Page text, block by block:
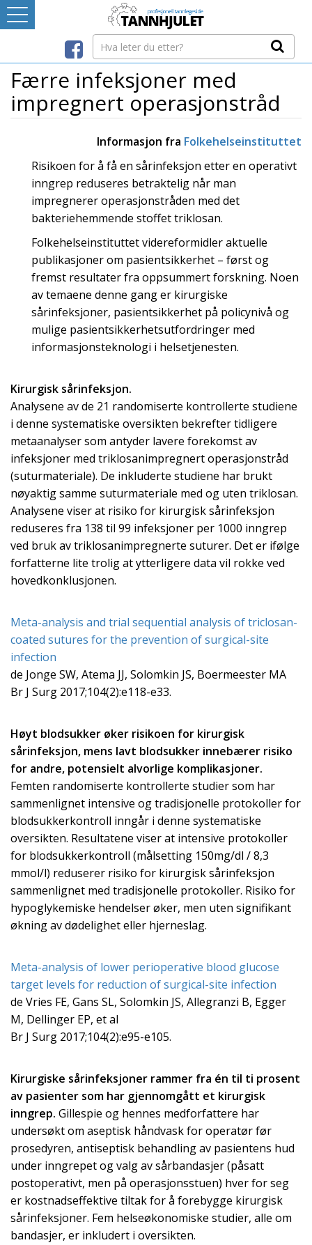
LEVERANDØRREGISTER
TANNBLOGGEN
INTERNETT-RESSURSER
Ditt Tannhjul
Færre infeksjoner med
impregnert operasjonstråd
Informasjon fra Folkehelseinstituttet
Risikoen for å få en sårinfeksjon etter en operativt
inngrep reduseres betraktelig når man
impregnerer operasjonstråden med det
bakteriehemmende stoffet triklosan.
Folkehelseinstituttet videreformidler aktuelle
publikasjoner om pasientsikkerhet – først og
fremst resultater fra oppsummert forskning. Noen
av temaene denne gang er kirurgiske
sårinfeksjoner, pasientsikkerhet på policynivå og
mulige pasientsikkerhetsutfordringer med
informasjonsteknologi i helsetjenesten.
Kirurgisk sårinfeksjon.
Analysene av de 21 randomiserte kontrollerte studiene
i denne systematiske oversikten bekrefter tidligere
metaanalyser som antyder lavere forekomst av
infeksjoner med triklosanimpregnert operasjonstråd
(suturmateriale). De inkluderte studiene har brukt
nøyaktig samme suturmateriale med og uten triklosan.
Analysene viser at risiko for kirurgisk sårinfeksjon
reduseres fra 138 til 99 infeksjoner per 1000 inngrep
ved bruk av triklosanimpregnerte suturer. Det er ifølge
forfatterne lite trolig at ytterligere data vil rokke ved
hovedkonklusjonen.
Meta-analysis and trial sequential analysis of triclosan-
coated sutures for the prevention of surgical-site
infection
de Jonge SW, Atema JJ, Solomkin JS, Boermeester MA
Br J Surg 2017;104(2):e118-e33.
Høyt blodsukker øker risikoen for kirurgisk
sårinfeksjon, mens lavt blodsukker innebærer risiko
for andre, potensielt alvorlige komplikasjoner.
Femten randomiserte kontrollerte studier som har
sammenlignet intensive og tradisjonelle protokoller for
blodsukkerkontroll inngår i denne systematiske
oversikten. Resultatene viser at intensive protokoller
for blodsukkerkontroll (målsetting 150mg/dl / 8,3
mmol/l) reduserer risiko for kirurgisk sårinfeksjon
sammenlignet med tradisjonelle protokoller. Risiko for
hypoglykemiske hendelser øker, men uten signifikant
økning av dødelighet eller hjerneslag.
Meta-analysis of lower perioperative blood glucose
target levels for reduction of surgical-site infection
de Vries FE, Gans SL, Solomkin JS, Allegranzi B, Egger
M, Dellinger EP, et al
Br J Surg 2017;104(2):e95-e105.
Kirurgiske sårinfeksjoner rammer fra én til ti prosent
av pasienter som har gjennomgått et kirurgisk
inngrep. Gillespie og hennes medforfattere har
undersøkt om aseptisk håndvask for operatør før
prosedyren, antiseptisk behandling av pasientens hud
under inngrepet og valg av sårbandasjer (påsatt
postoperativt, men på operasjonsstuen) hver for seg
er kostnadseffektive tiltak for å forebygge kirurgisk
sårinfeksjoner. Fem helseøkonomiske studier, alle om
bandasjer, er inkludert i oversikten.
Logg inn
Mistet ditt passord?